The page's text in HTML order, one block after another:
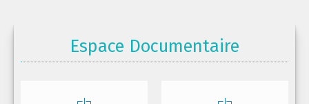
Espace Documentaire